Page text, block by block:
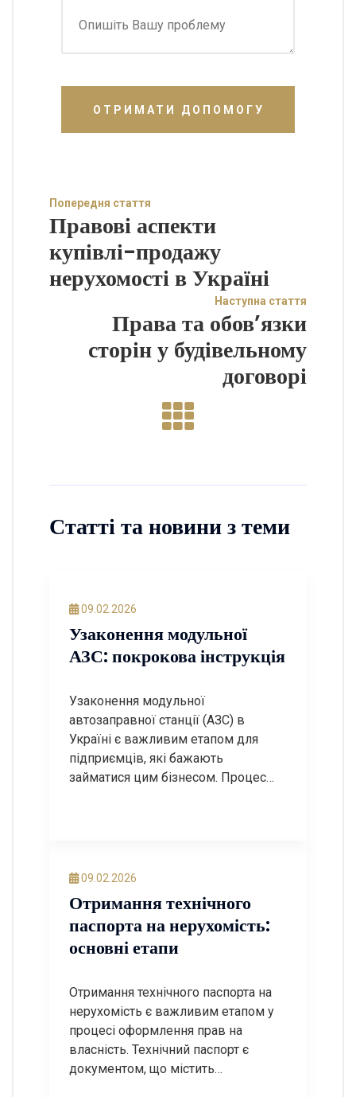
ОТРИМАТИ ДОПОМОГУ
Попередня стаття
Правові аспекти
купівлі-продажу
нерухомості в Україні
Наступна стаття
Права та обов’язки
сторін у будівельному
договорі
Статті та новини з теми
09.02.2026
Узаконення модульної
АЗС: покрокова інструкція
Узаконення модульної
автозаправної станції (АЗС) в
Україні є важливим етапом для
підприємців, які бажають
займатися цим бізнесом. Процес
легалізації. У цьому пості ми
щодо узаконення модульної АЗС, а
також відповімо на найчастіші
запитання. Крок […]
09.02.2026
Отримання технічного
паспорта на нерухомість:
основні етапи
Отримання технічного паспорта на
нерухомість є важливим етапом у
процесі оформлення прав на
власність. Технічний паспорт є
документом, що містить